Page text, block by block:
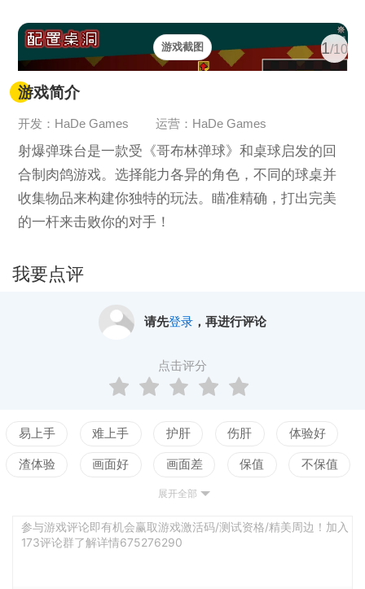
1/10
游戏截图
游戏简介
开发：HaDe Games 运营：HaDe Games
射爆弹珠台是一款受《哥布林弹球》和桌球启发的回
合制肉鸽游戏。选择能力各异的角色，不同的球桌并
收集物品来构建你独特的玩法。瞄准精确，打出完美
的一杆来击败你的对手！
我要点评
请先登录，再进行评论
点击评分
易上手 难上手 护肝 伤肝 体验好
渣体验 画面好 画面差 保值 不保值
测试
展开全部
参与游戏评论即有机会赢取游戏激活码/测试资格/精美周边！加入
173评论群了解详情675276290